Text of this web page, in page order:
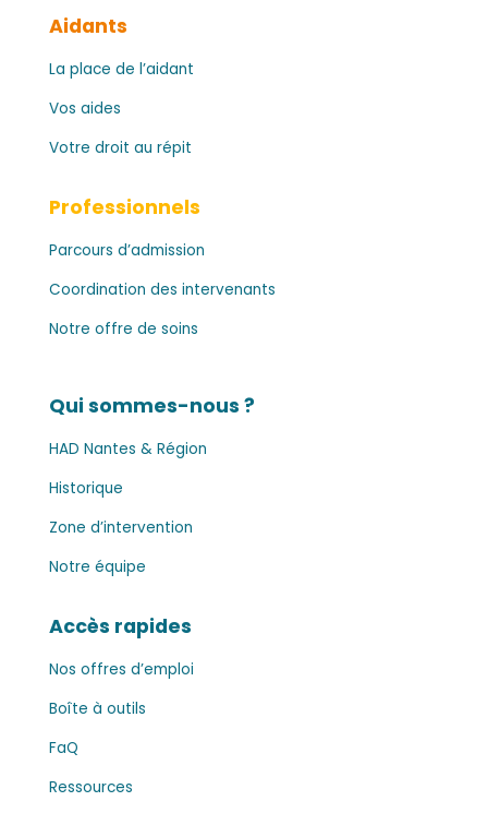
Aidants
La place de l’aidant
Vos aides
Votre droit au répit
Professionnels
Parcours d’admission
Coordination des intervenants
Notre offre de soins
Qui sommes-nous ?
HAD Nantes & Région
Historique
Zone d’intervention
Notre équipe
Accès rapides
Nos offres d’emploi
Boîte à outils
FaQ
Ressources